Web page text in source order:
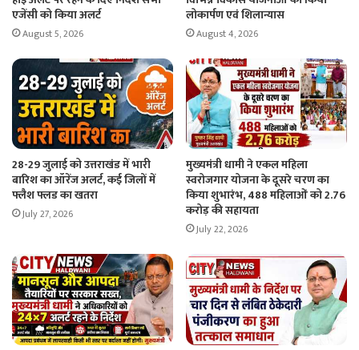
एजेंसी को किया अलर्ट
August 5, 2026
लोकार्पण एवं शिलान्यास
August 4, 2026
28-29 जुलाई को उत्तराखंड में भारी
बारिश का ऑरेंज अलर्ट, कई जिलों में
फ्लैश फ्लड का खतरा
July 27, 2026
मुख्यमंत्री धामी ने एकल महिला
स्वरोजगार योजना के दूसरे चरण का
किया शुभारंभ, 488 महिलाओं को 2.76
करोड़ की सहायता
July 22, 2026